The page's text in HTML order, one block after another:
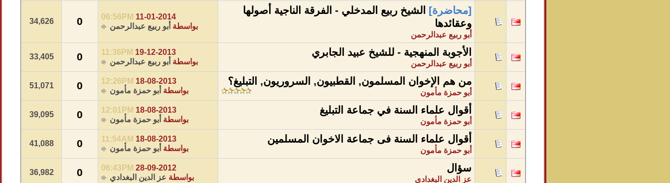
[محاضرة] الشيخ ربيع المدخلي - الفرقة الناجية أصولها
وعقائدها
أبو ربيع عبدالرحمن
11-01-2014
06:56PM
بواسطة أبو ربيع عبدالرحمن 0
34,626
الأجوبة المنهجية - للشيخ عبيد الجابري
أبو ربيع عبدالرحمن
19-12-2013
11:36PM
بواسطة أبو ربيع عبدالرحمن 0
33,405
من هم الإخوان المسلمون, القطبيون, السروريون, التبليغ؟
أبو حمزة مأمون
18-08-2013
12:26PM
بواسطة أبو حمزة مأمون 0
51,071
أقوال علماء السنة في جماعة التبليغ
أبو حمزة مأمون
18-08-2013
12:01PM
بواسطة أبو حمزة مأمون 0
39,095
أقوال علماء السنة فى جماعة الاخوان المسلمين
أبو حمزة مأمون
18-08-2013
11:54AM
بواسطة أبو حمزة مأمون 0
41,088
سؤال
عز الدين البغدادي
28-09-2012
06:43PM
بواسطة عز الدين البغدادي 0
36,982